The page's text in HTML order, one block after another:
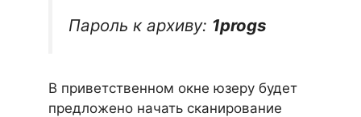
Пароль к архиву: 1progs
В приветственном окне юзеру будет
предложено начать сканирование